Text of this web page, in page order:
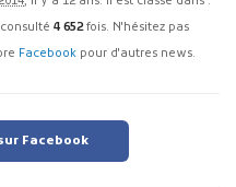
4 652fois. N'hésitez pas
Facebook pour d'autres news.
Facebook